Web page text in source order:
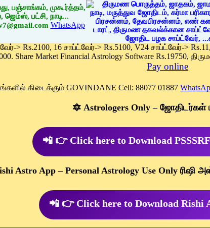
பஞ்சாங்கம், முகூர்த்தம்,
பட்சி, நாடி...
WhatsApp
> Rs.2100, 16 சாப்ட்வேர்-> Rs.5100, V24 சாப்ட்வேர்->
Share Market Financial Astrology Software Rs.19750,
Pay online
கிடைக்கும் GOVINDANE Cell: 88077 01887
🔯 Astrologers Only – ஜோதிடர்கள்
📲 👉 Click here to Download
Astro App – Personal Astrology Use Only
📲 👉 Click here to Download Rishi